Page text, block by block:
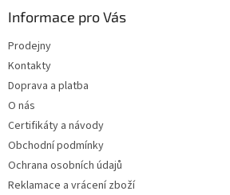
Informace pro Vás
Prodejny
Kontakty
Doprava a platba
O nás
Certifikáty a návody
Obchodní podmínky
Ochrana osobních údajů
Reklamace a vrácení zboží